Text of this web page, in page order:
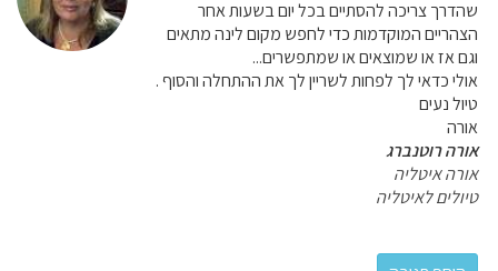
שהדרך צריכה להסתיים בכל יום בשעות אחר
הצהריים המוקדמות כדי לחפש מקום לינה מתאים
וגם אז או שמוצאים או שמתפשרים...
אולי כדאי לך לפחות לשריין לך את ההתחלה והסוף .
טיול נעים
אורה
אורה רוטנברג
אורה איטליה
טיולים לאיטליה